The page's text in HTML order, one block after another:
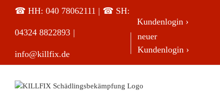
Inhalt☎ HH: 040 78062111 | ☎ SH:
04324 8822893 |
info@killfix.de
Kundenlogin ›
neuer
Kundenlogin ›